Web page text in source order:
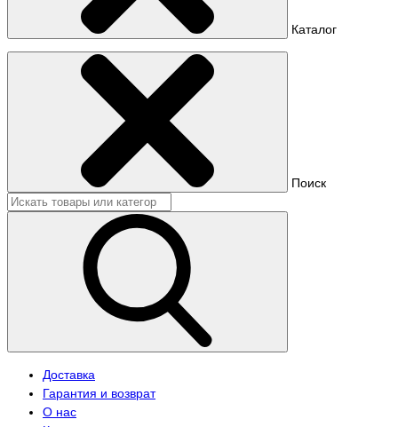
Каталог
Поиск
Доставка
Гарантия и возврат
О нас